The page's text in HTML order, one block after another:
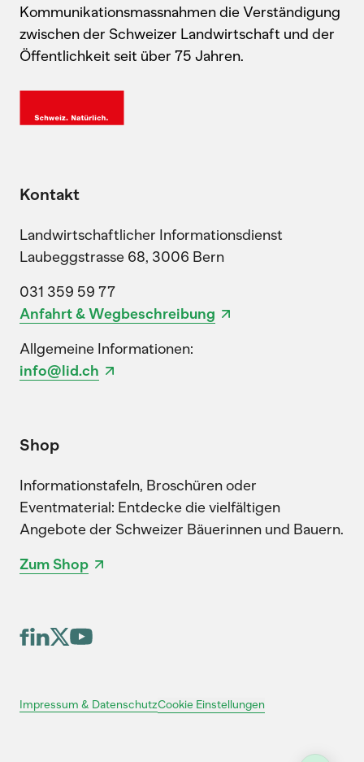
Kommunikationsmassnahmen die Verständigung
zwischen der Schweizer Landwirtschaft und der
Öffentlichkeit seit über 75 Jahren.
Kontakt
Landwirtschaftlicher Informationsdienst
Laubeggstrasse 68, 3006 Bern
031 359 59 77
Anfahrt & Wegbeschreibung
Allgemeine Informationen:
info@lid.ch
Shop
Informationstafeln, Broschüren oder
Eventmaterial: Entdecke die vielfältigen
Angebote der Schweizer Bäuerinnen und Bauern.
Zum Shop
Impressum & DatenschutzCookie Einstellungen